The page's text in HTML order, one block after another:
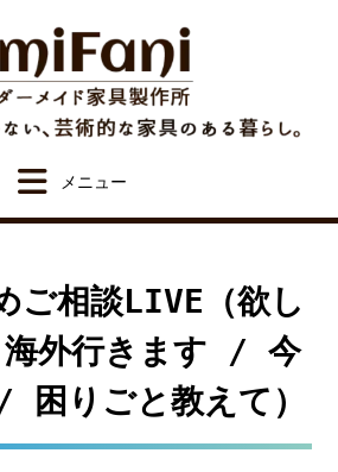
ご相談LIVE（欲し
外行きます / 今
りごと教えて）